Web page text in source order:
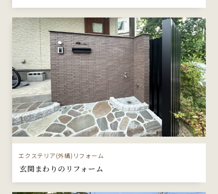
エクステリア(外構)リフォーム
玄関まわりのリフォーム